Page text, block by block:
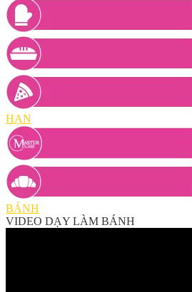
HẠN
BÁNH
VIDEO DẠY LÀM BÁNH